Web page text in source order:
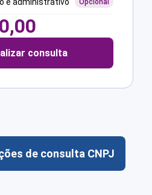
Opcional
consulta
de consulta CNPJ